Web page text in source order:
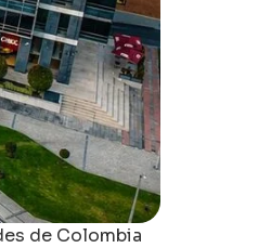
de Colombia